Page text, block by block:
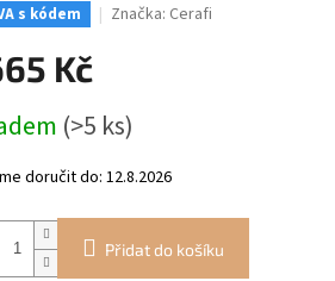
s kódem Značka: Cerafi
Kč
(>5 ks)
doručit do:12.8.2026
Přidat do košíku